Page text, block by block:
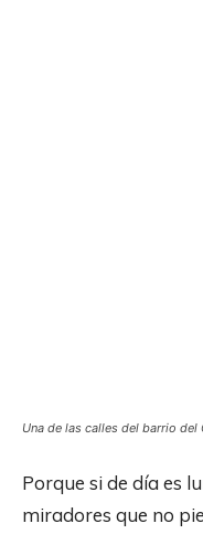
Una de las calles del barrio del
Porque si de día es
miradores que no